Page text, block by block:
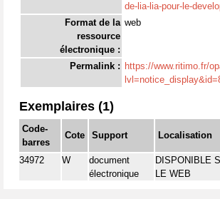
de-lia-lia-pour-le-
Format de la
ressource
électronique :
web
Permalink : https://www.ritimo.fr/
Exemplaires (1)
Code-
barres
Cote Support Localisation
34972 W
document
électronique
DISPONIBLE
LE WEB